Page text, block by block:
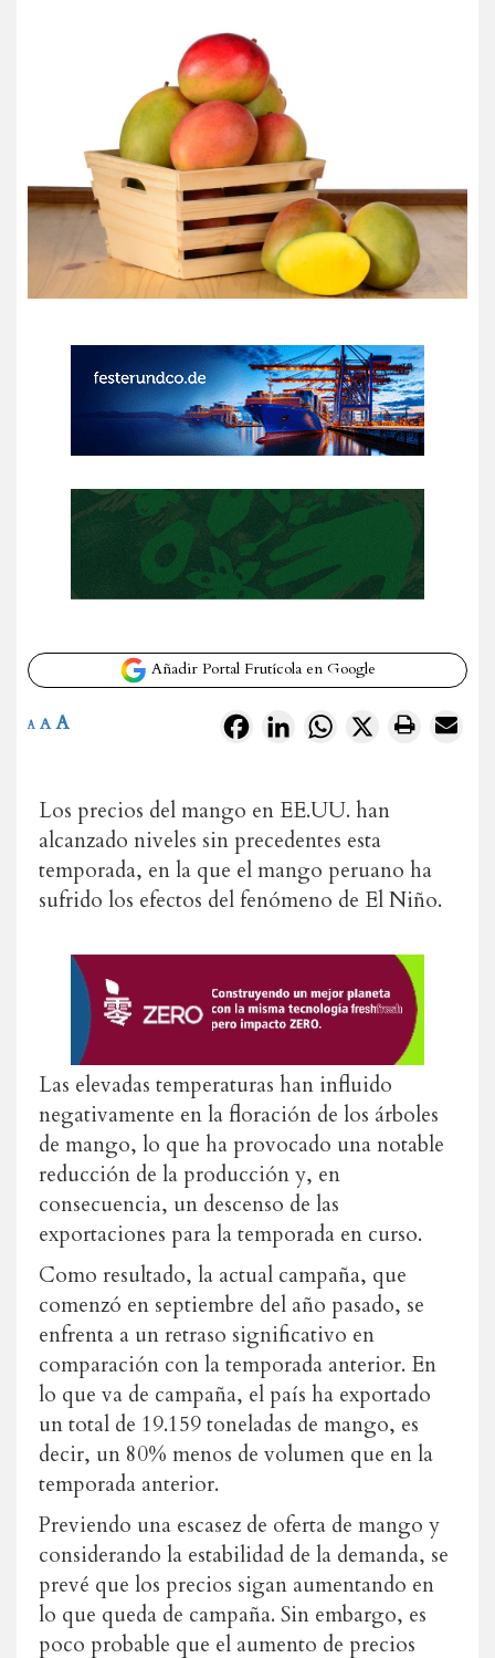
Añadir Portal Frutícola en Google
FacebookLinkedInWhatsApp
X
A A A
Los precios del mango en EE.UU. han
alcanzado niveles sin precedentes esta
temporada, en la que el mango peruano ha
sufrido los efectos del fenómeno de El Niño.
Las elevadas temperaturas han influido
negativamente en la floración de los árboles
de mango, lo que ha provocado una notable
reducción de la producción y, en
consecuencia, un descenso de las
exportaciones para la temporada en curso.
Como resultado, la actual campaña, que
comenzó en septiembre del año pasado, se
enfrenta a un retraso significativo en
comparación con la temporada anterior. En
lo que va de campaña, el país ha exportado
un total de 19.159 toneladas de mango, es
decir, un 80% menos de volumen que en la
temporada anterior.
Previendo una escasez de oferta de mango y
considerando la estabilidad de la demanda, se
prevé que los precios sigan aumentando en
lo que queda de campaña. Sin embargo, es
poco probable que el aumento de precios